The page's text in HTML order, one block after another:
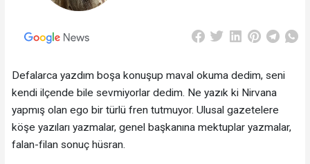
Defalarca yazdım boşa konuşup maval okuma dedim, seni
kendi ilçende bile sevmiyorlar dedim. Ne yazık ki Nirvana
yapmış olan ego bir türlü fren tutmuyor. Ulusal gazetelere
köşe yazıları yazmalar, genel başkanına mektuplar yazmalar,
falan-filan sonuç hüsran.